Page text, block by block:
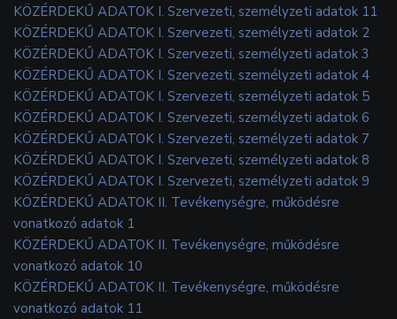
KÖZÉRDEKŰ ADATOK I. Szervezeti, személyzeti adatok 11
KÖZÉRDEKŰ ADATOK I. Szervezeti, személyzeti adatok 2
KÖZÉRDEKŰ ADATOK I. Szervezeti, személyzeti adatok 3
KÖZÉRDEKŰ ADATOK I. Szervezeti, személyzeti adatok 4
KÖZÉRDEKŰ ADATOK I. Szervezeti, személyzeti adatok 5
KÖZÉRDEKŰ ADATOK I. Szervezeti, személyzeti adatok 6
KÖZÉRDEKŰ ADATOK I. Szervezeti, személyzeti adatok 7
KÖZÉRDEKŰ ADATOK I. Szervezeti, személyzeti adatok 8
KÖZÉRDEKŰ ADATOK I. Szervezeti, személyzeti adatok 9
KÖZÉRDEKŰ ADATOK II. Tevékenységre, működésre
vonatkozó adatok 1
KÖZÉRDEKŰ ADATOK II. Tevékenységre, működésre
vonatkozó adatok 10
KÖZÉRDEKŰ ADATOK II. Tevékenységre, működésre
vonatkozó adatok 11